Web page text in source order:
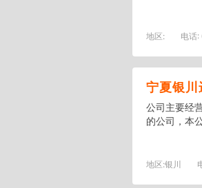
地区: 电话:
宁夏银川
公司主要经
的公司，本
地区:银川